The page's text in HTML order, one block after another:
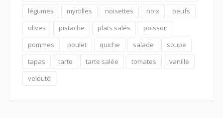
légumes
myrtilles noisettes noix
oeufs
olives
pistache plats salés
poisson
pommes
poulet quiche salade
soupe
tapas
tarte tarte salée tomates
vanille
velouté